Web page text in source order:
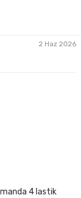
2 Haz 2026
4 lastik